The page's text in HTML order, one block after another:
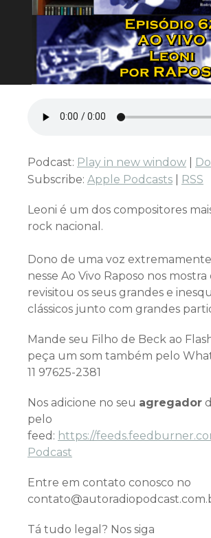
Podcast: Play in new window
Subscribe: Apple Podcasts RSS
Leoni é um dos compositores
rock nacional.
Dono de uma voz
nesse Ao Vivo Raposo nos
revisitou os seus grandes e
clássicos junto com grandes
Mande seu Filho de Beck ao
peça um som também pelo
11 97625-2381
Nos adicione no seu agregador
pelo
feed: https://
Podcast
Entre em contato conosco no
Tá tudo legal? Nos siga